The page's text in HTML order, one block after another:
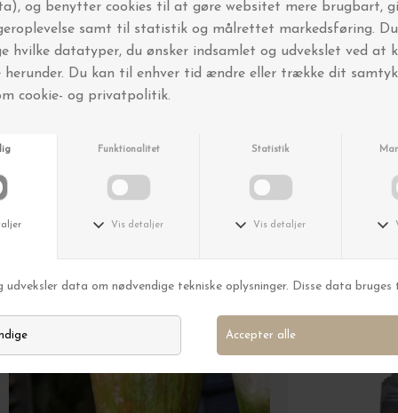
Andre købte også